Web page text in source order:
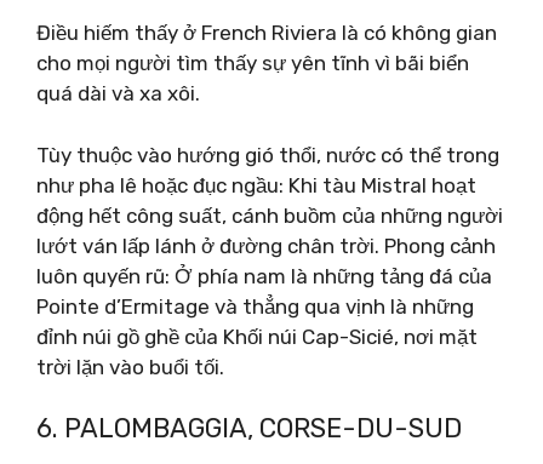
Điều hiếm thấy ở French Riviera là có không gian
cho mọi người tìm thấy sự yên tĩnh vì bãi biển
quá dài và xa xôi.
Tùy thuộc vào hướng gió thổi, nước có thể trong
như pha lê hoặc đục ngầu: Khi tàu Mistral hoạt
động hết công suất, cánh buồm của những người
lướt ván lấp lánh ở đường chân trời. Phong cảnh
luôn quyến rũ: Ở phía nam là những tảng đá của
Pointe d’Ermitage và thẳng qua vịnh là những
đỉnh núi gồ ghề của Khối núi Cap-Sicié, nơi mặt
trời lặn vào buổi tối.
6. PALOMBAGGIA, CORSE-DU-SUD